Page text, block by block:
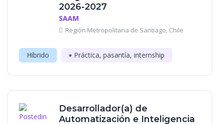
2026-2027
SAAM
Región Metropolitana de Santiago, Chile
Híbrido Práctica, pasantía, internship
Desarrollador(a) de
Automatización e Inteligencia